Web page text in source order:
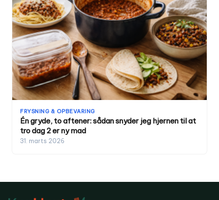
FRYSNING & OPBEVARING
Én gryde, to aftener: sådan snyder jeg hjernen til at
tro dag 2 er ny mad
31. marts 2026